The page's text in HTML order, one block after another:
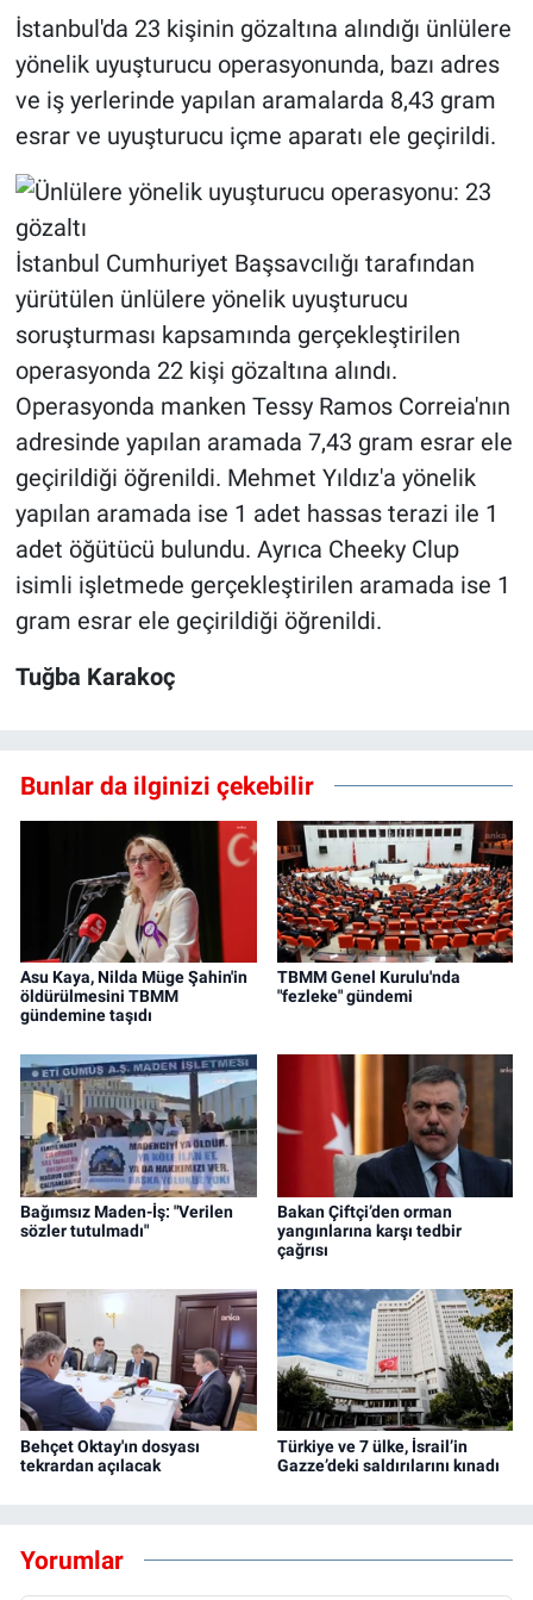
İstanbul'da 23 kişinin gözaltına alındığı ünlülere
yönelik uyuşturucu operasyonunda, bazı adres
ve iş yerlerinde yapılan aramalarda 8,43 gram
esrar ve uyuşturucu içme aparatı ele geçirildi.
İstanbul Cumhuriyet Başsavcılığı tarafından
yürütülen ünlülere yönelik uyuşturucu
soruşturması kapsamında gerçekleştirilen
operasyonda 22 kişi gözaltına alındı.
Operasyonda manken Tessy Ramos Correia'nın
adresinde yapılan aramada 7,43 gram esrar ele
geçirildiği öğrenildi. Mehmet Yıldız'a yönelik
yapılan aramada ise 1 adet hassas terazi ile 1
adet öğütücü bulundu. Ayrıca Cheeky Clup
isimli işletmede gerçekleştirilen aramada ise 1
gram esrar ele geçirildiği öğrenildi.
Tuğba Karakoç
Bunlar da ilginizi çekebilir
Asu Kaya, Nilda Müge Şahin'in
öldürülmesini TBMM
gündemine taşıdı
TBMM Genel Kurulu'nda
"fezleke" gündemi
Bağımsız Maden-İş: "Verilen
sözler tutulmadı"
Bakan Çiftçi’den orman
yangınlarına karşı tedbir
çağrısı
Behçet Oktay'ın dosyası
tekrardan açılacak
Türkiye ve 7 ülke, İsrail’in
Gazze’deki saldırılarını kınadı
Yorumlar